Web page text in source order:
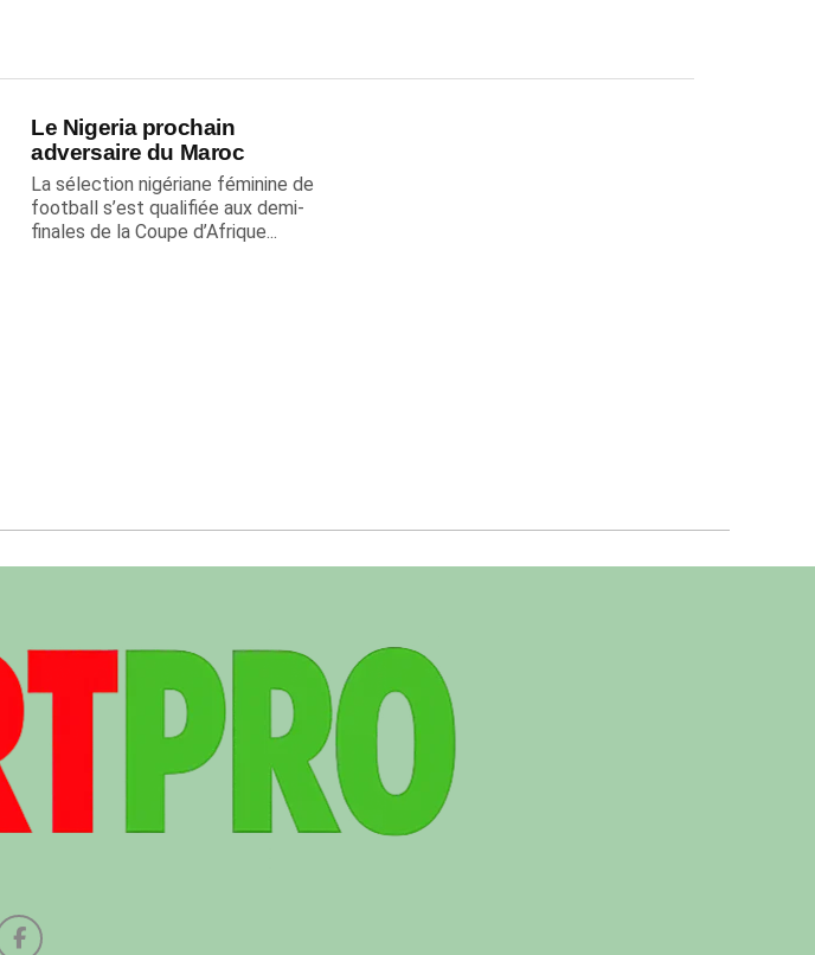
Le Nigeria prochain
adversaire du Maroc
La sélection nigériane féminine de
football s’est qualifiée aux demi-
finales de la Coupe d’Afrique...